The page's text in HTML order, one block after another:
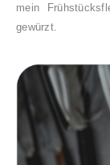
mein
gewürzt.